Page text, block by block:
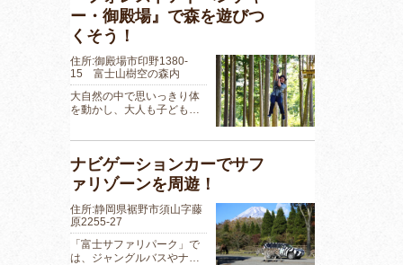
ー・御殿場』で森を遊びつ
くそう！
住所:御殿場市印野1380-
15 富士山樹空の森内
大自然の中で思いっきり体
を動かし、大人も子ども…
ナビゲーションカーでサフ
ァリゾーンを周遊！
住所:静岡県裾野市須山字藤
原2255-27
「富士サファリパーク」で
は、ジャングルバスやナ…